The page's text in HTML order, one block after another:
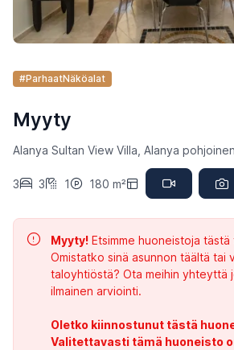
#ParhaatNäköalat
Myyty
Alanya Sultan View Villa, Alanya pohjoinen
3 3 1 180 m²
Myyty! Etsimme huoneistoja
Omistatko sinä asunnon täältä tai
taloyhtiöstä? Ota meihin yhteyttä
ilmainen arviointi.
Oletko kiinnostunut tästä
Valitettavasti tämä huoneisto